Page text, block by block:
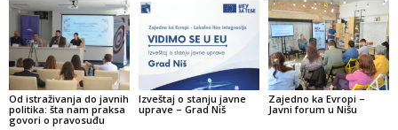
Od istraživanja do javnih
politika: šta nam praksa
govori o pravosuđu
Izveštaj o stanju javne
uprave – Grad Niš
Zajedno ka Evropi –
Javni forum u Nišu